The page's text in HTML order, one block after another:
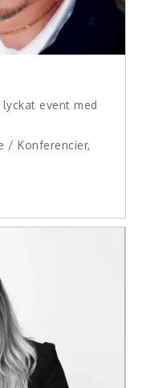
event med
/ Konferencier,